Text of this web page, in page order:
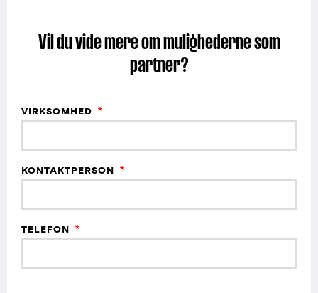
Vil du vide mere om mulighederne som
partner?
VIRKSOMHED
KONTAKTPERSON
TELEFON